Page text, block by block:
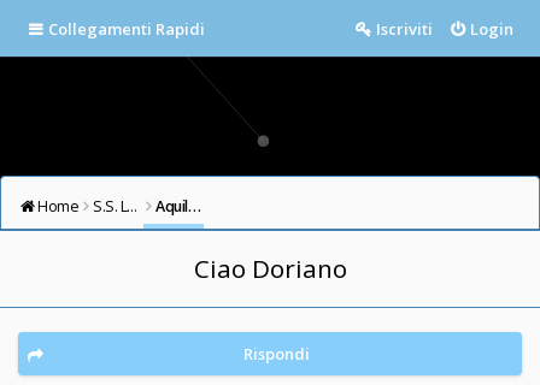
Collegamenti Rapidi Login
Iscriviti
Home S.S. LAZIO FORUM Aquile in cielo
Ciao Doriano
Rispondi